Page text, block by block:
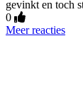
gevinkt en toch
0
Meer reacties